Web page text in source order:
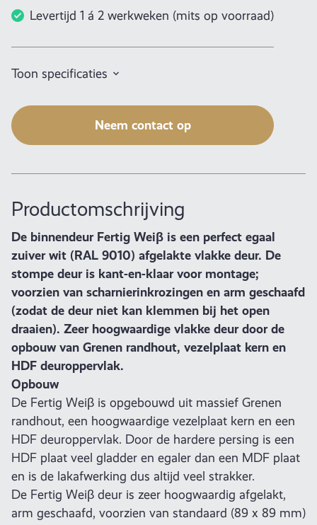
Levertijd 1 á 2 werkweken (mits op voorraad)
Toon specificaties
Neem contact op
Productomschrijving
De binnendeur Fertig Weiβ is een perfect egaal
zuiver wit (RAL 9010) afgelakte vlakke deur. De
stompe deur is kant-en-klaar voor montage;
voorzien van scharnierinkrozingen en arm geschaafd
(zodat de deur niet kan klemmen bij het open
draaien). Zeer hoogwaardige vlakke deur door de
opbouw van Grenen randhout, vezelplaat kern en
HDF deuroppervlak.
Opbouw
De Fertig Weiβ is opgebouwd uit massief Grenen
randhout, een hoogwaardige vezelplaat kern en een
HDF deuroppervlak. Door de hardere persing is een
HDF plaat veel gladder en egaler dan een MDF plaat
en is de lakafwerking dus altijd veel strakker.
De Fertig Weiβ deur is zeer hoogwaardig afgelakt,
arm geschaafd, voorzien van standaard (89 x 89 mm)